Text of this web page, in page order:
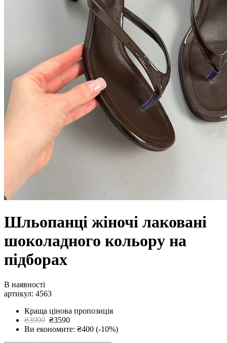
Шльопанці жіночі лаковані
шоколадного кольору на
підборах
В наявності
артикул: 4563
Краща цінова пропозиція
₴3990 ₴3590
Ви економите: ₴400 (-10%)